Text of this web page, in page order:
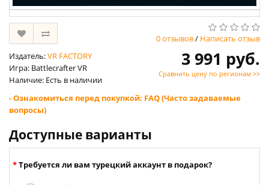
0 отзывов/ Написать отзыв
Издатель:VR FACTORY
Игра: Battlecrafter VR
Наличие: Есть в наличии
3 991 руб.
Сравнить цену по регионам >>
- Ознакомиться перед покупкой: FAQ (Часто задаваемые
вопросы)
Доступные варианты
Требуется ли вам турецкий аккаунт в подарок?